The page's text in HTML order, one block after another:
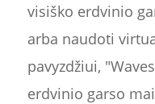
visiško erdvinio
arba naudoti
pavyzdžiui,
erdvinio garso